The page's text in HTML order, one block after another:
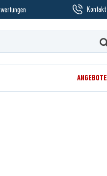
Kontakt
ANGEBOTE